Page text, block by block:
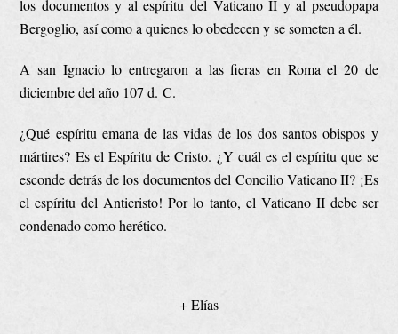
los documentos y al espíritu del Vaticano II y al pseudopapa
Bergoglio, así como a quienes lo obedecen y se someten a él.
A san Ignacio lo entregaron a las fieras en Roma el 20 de
diciembre del año 107 d. C.
¿Qué espíritu emana de las vidas de los dos santos obispos y
mártires? Es el Espíritu de Cristo. ¿Y cuál es el espíritu que se
esconde detrás de los documentos del Concilio Vaticano II? ¡Es
el espíritu del Anticristo! Por lo tanto, el Vaticano II debe ser
condenado como herético.
+ Elías